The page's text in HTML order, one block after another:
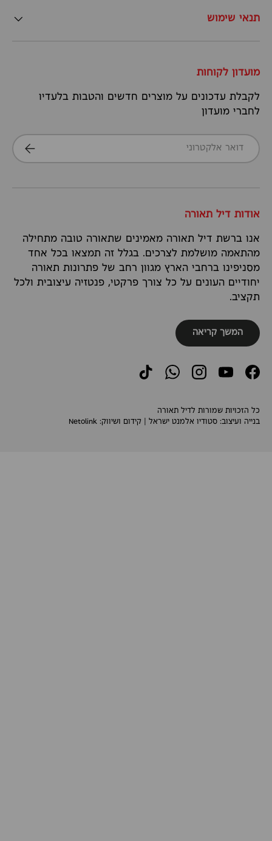
תנאי שימוש
מועדון לקוחות
לקבלת עדכונים על מוצרים חדשים והטבות בלעדיו
לחברי מועדון
דואר אלקטרוני
הרשמה
אודות דיל תאורה
אנו ברשת דיל תאורה מאמינים שתאורה טובה מתחילה
מהתאמה מושלמת לצרכים. בגלל זה תמצאו בכל אחד
מסניפינו ברחבי הארץ מגוון רחב של פתרונות תאורה
יחודיים העונים על כל צורך פרקטי, פנטזיה עיצובית ולכל
תקציב.
המשך קריאה
Facebook
YouTube
Instagram
WhatsApp
TikTok
כל הזכויות שמורות לדיל תאורה
בנייה ועיצוב: סטודיו אלמנט ישראל | קידום ושיווק: Netolink